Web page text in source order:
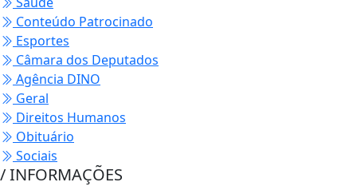
Conteúdo Patrocinado
Esportes
Câmara dos Deputados
Agência DINO
Geral
Direitos Humanos
Obituário
Sociais
/ INFORMAÇÕES